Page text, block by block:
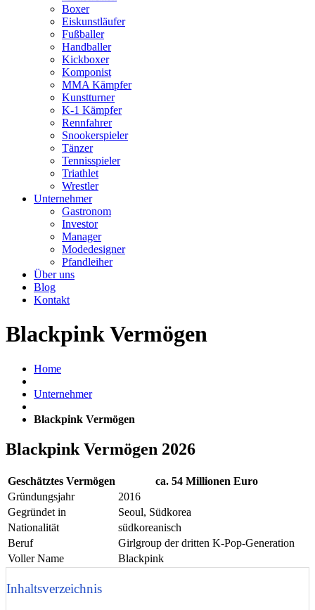
Boxer
Eiskunstläufer
Fußballer
Handballer
Kickboxer
Komponist
MMA Kämpfer
Kunstturner
K-1 Kämpfer
Rennfahrer
Snookerspieler
Tänzer
Tennisspieler
Triathlet
Wrestler
Unternehmer
Gastronom
Investor
Manager
Modedesigner
Pfandleiher
Über uns
Blog
Kontakt
Blackpink Vermögen
Home
Unternehmer
Blackpink Vermögen
Blackpink Vermögen 2026
Geschätztes Vermögen
ca. 54 Millionen Euro
Gründungsjahr
2016
Gegründet in
Seoul, Südkorea
Nationalität
südkoreanisch
Beruf
Girlgroup der dritten K-Pop-Generation
Voller Name
Blackpink
Inhaltsverzeichnis